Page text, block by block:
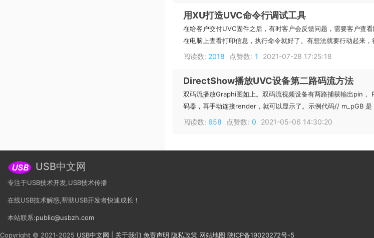
用XU打造UVC命令行调试工具
在给客户交付UVC固件之后，有时客户会反馈问题，需要客户查
在电脑上查看打印信息，执行命令就好了。有想法就要行动起来
阅读数: 2018 点赞数: 1 2021-07-28 17:25:18
DirectShow播放UVC设备第二路码流方法
双码流播放Graphi图如上。双码流视频设备有两路捕获输出pin
码器，再手动连接render，就可以显示了。示例代码// m_pGB
阅读数: 658 点赞数: 0 2021-05-06 14:30:20
USB中文网
专注于USB技术开发,USB技术传播
在线USB技术解惑,帮助USB开发者快速成长！
本站联系:public@usbzh.com
Copyright © 2021-2025 USB中文网 关于我们 免责声明 隐私政策 网站地图 陕ICP备19020272号-5